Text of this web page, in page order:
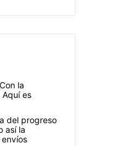
la
es
del progreso
así la